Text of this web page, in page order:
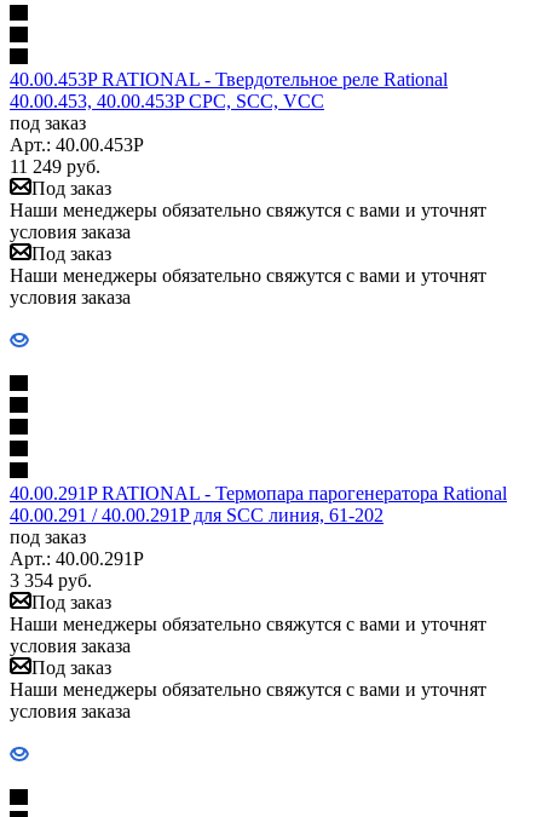
40.00.453P RATIONAL - Твердотельное реле Rational
40.00.453, 40.00.453P CPC, SCC, VCC
под заказ
Арт.: 40.00.453P
11 249 руб.
Под заказ
Наши менеджеры обязательно свяжутся с вами и уточнят
условия заказа
Под заказ
Наши менеджеры обязательно свяжутся с вами и уточнят
условия заказа
40.00.291P RATIONAL - Термопара парогенератора Rational
40.00.291 / 40.00.291P для SCC линия, 61-202
под заказ
Арт.: 40.00.291P
3 354 руб.
Под заказ
Наши менеджеры обязательно свяжутся с вами и уточнят
условия заказа
Под заказ
Наши менеджеры обязательно свяжутся с вами и уточнят
условия заказа